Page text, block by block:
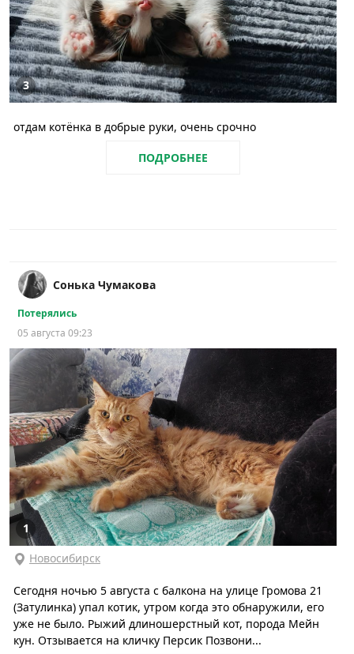
3
отдам котёнка в добрые руки, очень срочно
ПОДРОБНЕЕ
Сонька Чумакова
Потерялись
05 августа 09:23
1
Новосибирск
Сегодня ночью 5 августа с балкона на улице Громова 21
(Затулинка) упал котик, утром когда это обнаружили, его
уже не было. Рыжий длиношерстный кот, порода Мейн
кун. Отзывается на кличку Персик Позвони...